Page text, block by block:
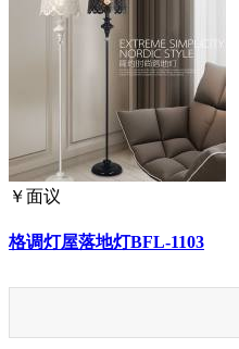
￥面议
格调灯屋落地灯BFL-1103